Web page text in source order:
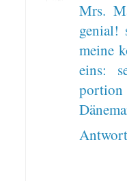
Mrs.
genial!
meine
eins: